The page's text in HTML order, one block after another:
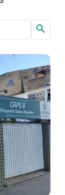
search